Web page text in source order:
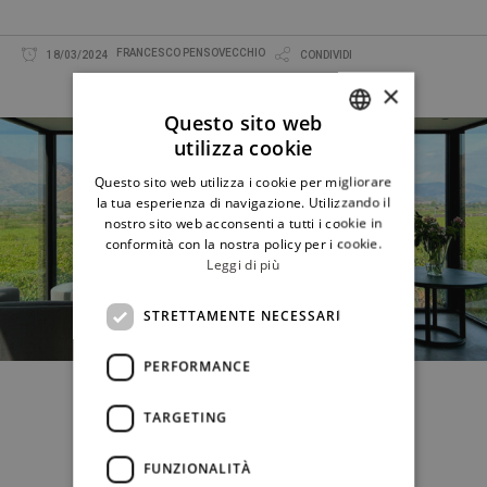
18/03/2024 FRANCESCO PENSOVECCHIO CONDIVIDI
ENGLISH
×
Questo sito web
utilizza cookie
Questo sito web utilizza i cookie per migliorare
la tua esperienza di navigazione. Utilizzando il
nostro sito web acconsenti a tutti i cookie in
conformità con la nostra policy per i cookie.
Leggi di più
STRETTAMENTE NECESSARI
PERFORMANCE
TARGETING
FUNZIONALITÀ